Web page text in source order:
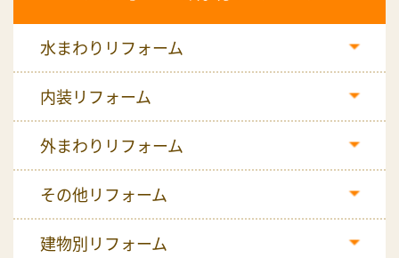
水まわりリフォーム
内装リフォーム
外まわりリフォーム
その他リフォーム
建物別リフォーム